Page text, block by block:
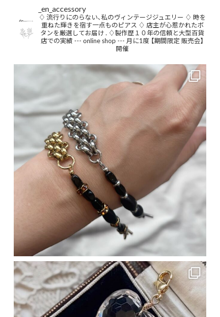
_en_accessory
♢ 流行りにのらない、私のヴィンテージジュエリー ♢ 時を
重ねた輝きを宿す一点ものピアス ♢ 店主が心惹かれたボ
タンを厳選してお届け . ♢製作歴１０年の信頼と大型百貨
店での実績 --- online shop --- 月に1度 【期間限定 販売会】
開催